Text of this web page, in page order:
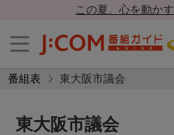
この夏、心を動か
番組表 東大阪市議会
東大阪市議会